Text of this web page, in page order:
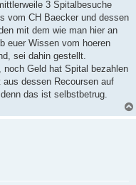
3 Spitalbesuche
vom CH Baecker und dessen
mit dem wie man hier an
euer Wissen vom hoeren
sei dahin gestellt.
Geld hat Spital bezahlen
dessen Recoursen auf
das ist selbstbetrug.